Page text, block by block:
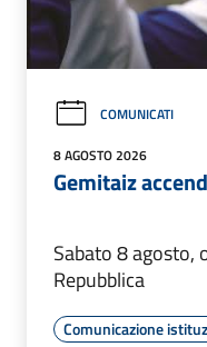
COMUNICATI
8 AGOSTO 2026
Gemitaiz
Sabato 8 agosto,
Repubblica
Comunicazione